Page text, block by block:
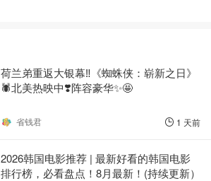
荷兰弟重返大银幕‼️《蜘蛛侠：崭新之日》
🕷️北美热映中❣️阵容豪华✨🤩
省钱君 1 天前
2026韩国电影推荐 | 最新好看的韩国电影
排行榜，必看盘点！8月最新！(持续更新）